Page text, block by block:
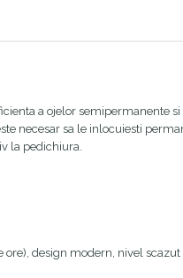
a ojelor semipermanente si
necesar sa le inlocuiesti
la pedichiura.
design modern, nivel scazut